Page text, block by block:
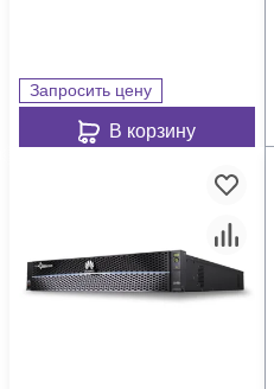
Запросить цену
В корзину